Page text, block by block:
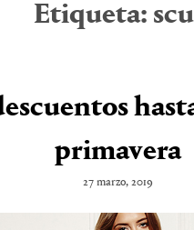
Etiqueta:
primavera
27 marzo, 2019